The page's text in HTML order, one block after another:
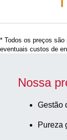
* Todos os preços
eventuais custos de
Nossa
Gestão
Pureza